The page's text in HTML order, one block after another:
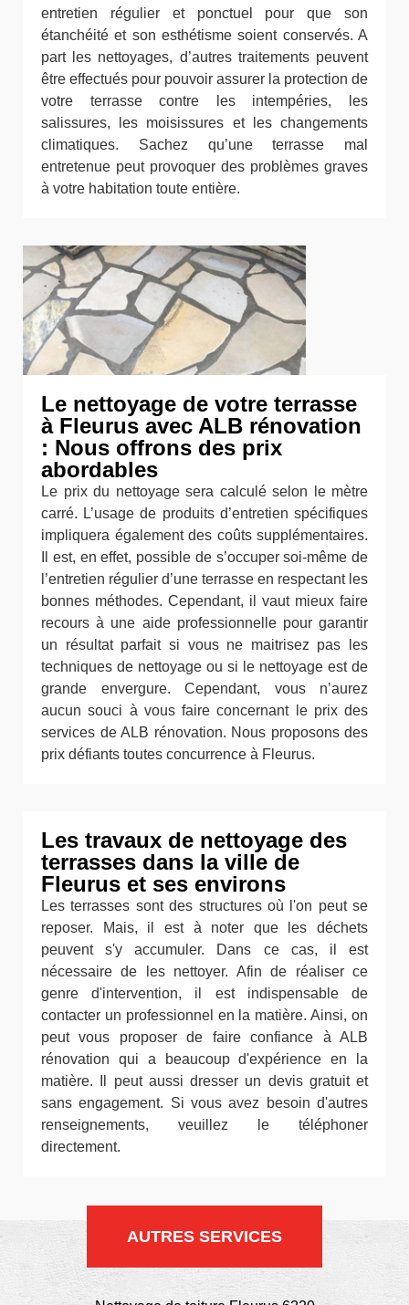
entretien régulier et ponctuel pour que son
étanchéité et son esthétisme soient conservés. A
part les nettoyages, d’autres traitements peuvent
être effectués pour pouvoir assurer la protection de
votre terrasse contre les intempéries, les
salissures, les moisissures et les changements
climatiques. Sachez qu’une terrasse mal
entretenue peut provoquer des problèmes graves
à votre habitation toute entière.
Le nettoyage de votre terrasse
à Fleurus avec ALB rénovation
: Nous offrons des prix
abordables
Le prix du nettoyage sera calculé selon le mètre
carré. L’usage de produits d’entretien spécifiques
impliquera également des coûts supplémentaires.
Il est, en effet, possible de s’occuper soi-même de
l’entretien régulier d’une terrasse en respectant les
bonnes méthodes. Cependant, il vaut mieux faire
recours à une aide professionnelle pour garantir
un résultat parfait si vous ne maitrisez pas les
techniques de nettoyage ou si le nettoyage est de
grande envergure. Cependant, vous n’aurez
aucun souci à vous faire concernant le prix des
services de ALB rénovation. Nous proposons des
prix défiants toutes concurrence à Fleurus.
Les travaux de nettoyage des
terrasses dans la ville de
Fleurus et ses environs
Les terrasses sont des structures où l'on peut se
reposer. Mais, il est à noter que les déchets
peuvent s'y accumuler. Dans ce cas, il est
nécessaire de les nettoyer. Afin de réaliser ce
genre d'intervention, il est indispensable de
contacter un professionnel en la matière. Ainsi, on
peut vous proposer de faire confiance à ALB
rénovation qui a beaucoup d'expérience en la
matière. Il peut aussi dresser un devis gratuit et
sans engagement. Si vous avez besoin d'autres
renseignements, veuillez le téléphoner
directement.
AUTRES SERVICES